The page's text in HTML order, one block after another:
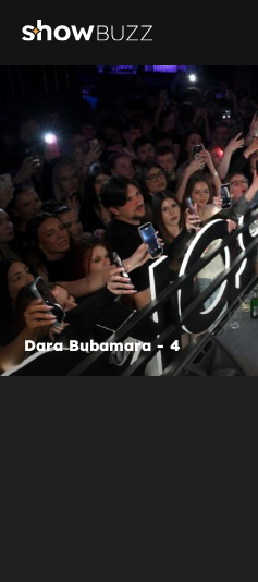
Dara Bubamara - 4